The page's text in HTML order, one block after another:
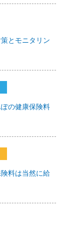
とモニタリン
の健康保険料
料は当然に給